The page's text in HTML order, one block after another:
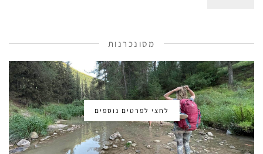
מסונכרנות
לחצי לפרטים נוספים